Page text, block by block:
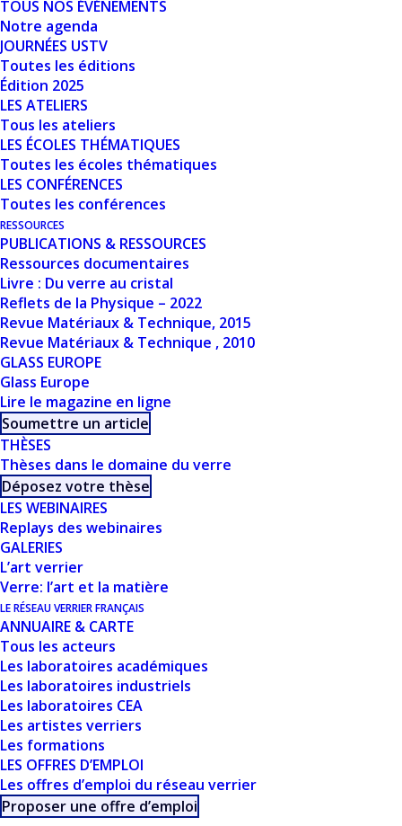
TOUS NOS ÉVÉNEMENTS
Notre agenda
JOURNÉES USTV
Toutes les éditions
Édition 2025
LES ATELIERS
Tous les ateliers
LES ÉCOLES THÉMATIQUES
Toutes les écoles thématiques
LES CONFÉRENCES
Toutes les conférences
RESSOURCES
PUBLICATIONS & RESSOURCES
Ressources documentaires
Livre : Du verre au cristal
Reflets de la Physique – 2022
Revue Matériaux & Technique, 2015
Revue Matériaux & Technique , 2010
GLASS EUROPE
Glass Europe
Lire le magazine en ligne
Soumettre un article
THÈSES
Thèses dans le domaine du verre
Déposez votre thèse
LES WEBINAIRES
Replays des webinaires
GALERIES
L’art verrier
Verre: l’art et la matière
LE RÉSEAU VERRIER FRANÇAIS
ANNUAIRE & CARTE
Tous les acteurs
Les laboratoires académiques
Les laboratoires industriels
Les laboratoires CEA
Les artistes verriers
Les formations
LES OFFRES D’EMPLOI
Les offres d’emploi du réseau verrier
Proposer une offre d’emploi
Nombre de fichiers
Date de création
Dernière mise à
jour
DIFFUSION DES
RAYONS X ET DES
NEUTRONS AUX
PETITS ANGLES -
C. LEVELUT
CE DOCUMENT FAIT
PARTIE D'UN
ENSEMBLE DE
RESSOURCES
PROPOSÉES SUR
NOTRE SITE
USTVERRE.FR